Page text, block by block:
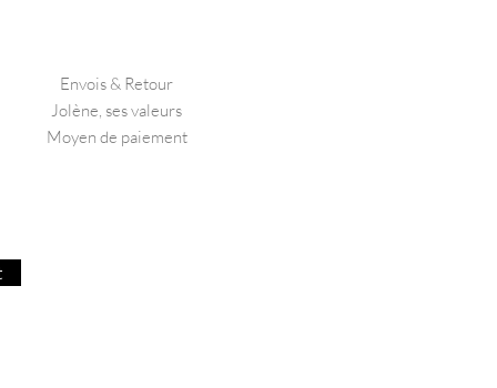
Envois & Retour
Jolène, ses valeurs
Moyen de paiement